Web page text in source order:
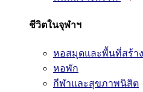
ชีวิตในจุฬาฯ
หอสมุดและพื้นที่สร้า
หอพัก
กีฬาและสุขภาพนิสิต